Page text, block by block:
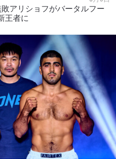
敗アリショフがバータルフー
王者に